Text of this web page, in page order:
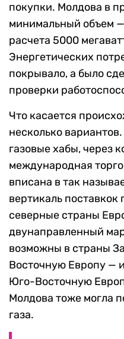
покупки. Молдова в
минимальный объем
расчета 5000
Энергетических
покрывало, а было
проверки
Что касается
несколько
газовые хабы, через
международная
вписана в так
вертикаль поставкок
северные страны
двунаправленный
возможны в страны
Восточную Европу —
Юго-Восточную
Молдова тоже могла
газа.